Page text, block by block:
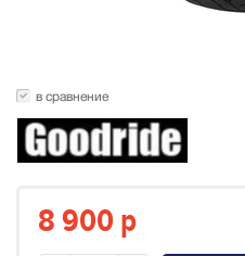
в сравнение
8 900 p